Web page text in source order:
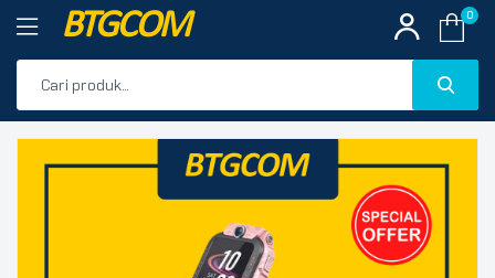
BTGCOM 0
PRODUK UNGGULAN
PRODUK TERBARU
🔍